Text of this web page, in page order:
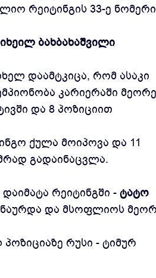
რეიტინგის 33-ე
ბახბახაშვილი
დაამტკიცა, რომ ასაკი
კარიერაში
და 8 პოზიციით
ქულა მოიპოვა და 11
გადაინაცვლა.
რეიტინგში - ტატო
და მსოფლიოს
რუსი - ტიმურ